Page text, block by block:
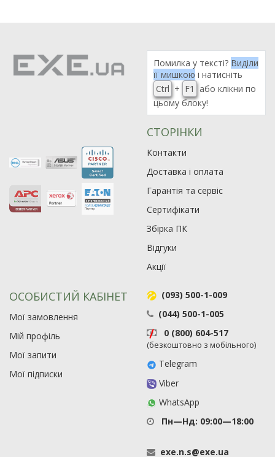
Рейтинг EXE.ua:4.6
Помилка у тексті? Виділи
її мишкою і натисніть
Ctrl + F1
або клікни по
цьому блоку!
СТОРІНКИ
Контакти
Доставка і оплата
Гарантія та сервіс
Сертифікати
Збірка ПК
Відгуки
Акції
ОСОБИСТИЙ КАБІНЕТ
Мої замовлення
Мій профіль
Мої запити
Мої підписки
(093) 500-1-009
(044) 500-1-005
0 (800) 604-517
(безкоштовно з мобільного)
Telegram
Viber
WhatsApp
Пн—Нд: 09:00—18:00
exe.n.s@exe.ua